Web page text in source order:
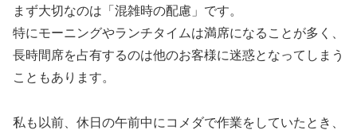
まず大切なのは「混雑時の配慮」です。
特にモーニングやランチタイムは満席になることが多く、
長時間席を占有するのは他のお客様に迷惑となってしまう
こともあります。
私も以前、休日の午前中にコメダで作業をしていたとき、